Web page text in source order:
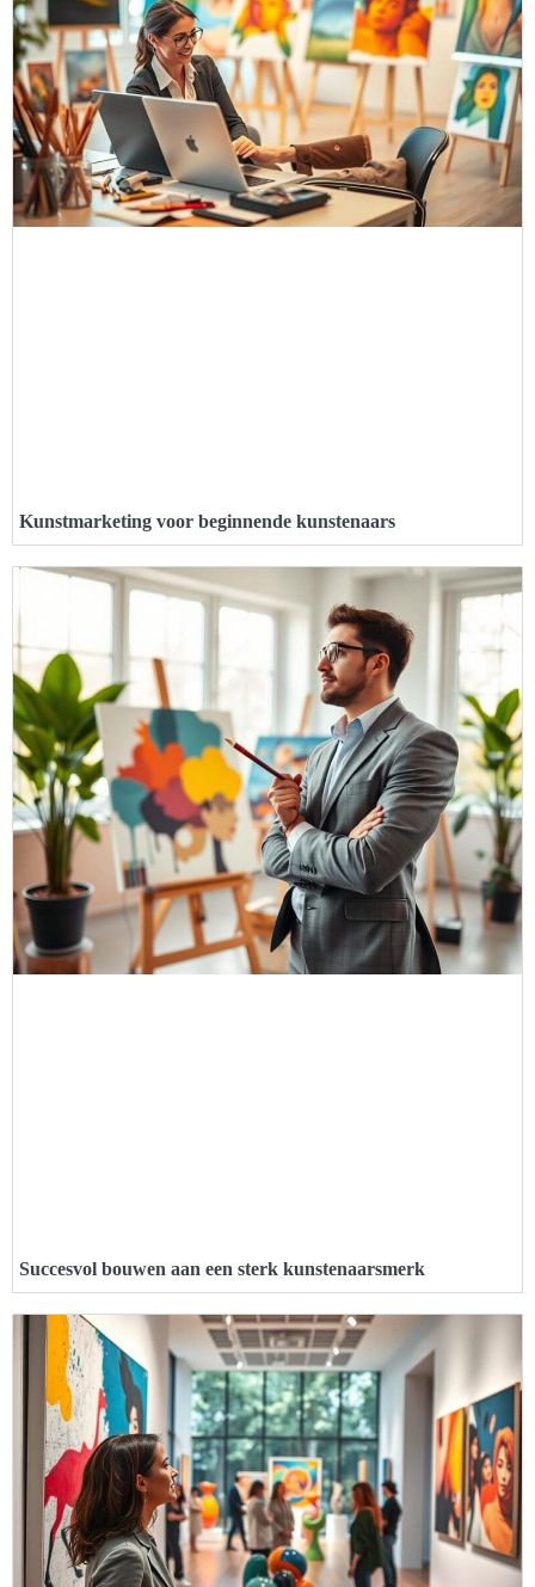
Kunstmarketing voor beginnende kunstenaars
Succesvol bouwen aan een sterk kunstenaarsmerk